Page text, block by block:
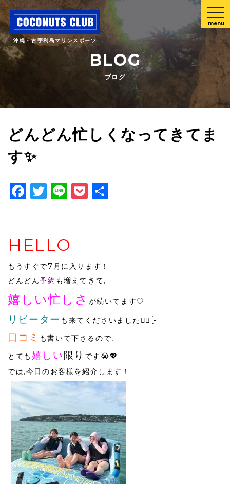
沖縄・古宇利島マリンスポーツ
menu
BLOG
ブログ
どんどん忙しくなってきてま
す✨
Facebook
Twitter
LinePocket
HELLO
もうすぐで7月に入ります！
どんどん予約 も増えてきて,
嬉しい忙しさ が続いてます♡
リピーター も来てくださいました︎👍🏻 ̖́-
口コミ も書いて下さるので,
とても 嬉しい限り です😭💖
では,今日のお客様を紹介します！